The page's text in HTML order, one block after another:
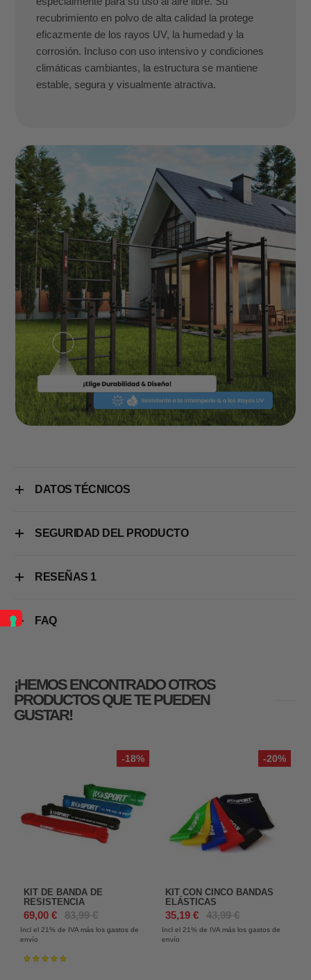
recubrimiento en polvo de alta calidad la protege
eficazmente de los rayos UV, la humedad y la
corrosión. Incluso con uso intensivo y condiciones
climáticas cambiantes, la estructura se mantiene
estable, segura y visualmente atractiva.
DATOS TÉCNICOS
SEGURIDAD DEL PRODUCTO
RESEÑAS 1
FAQ
¡HEMOS ENCONTRADO OTROS
PRODUCTOS QUE TE PUEDEN
GUSTAR!
-18%
KIT DE BANDA DE
RESISTENCIA
69,00 € 83,99 €
Incl el 21% de IVA más los gastos de
envío
Valoración:
-20%
KIT CON CINCO BANDAS
ELÁSTICAS
35,19 € 43,99 €
Incl el 21% de IVA más los gastos de
envío